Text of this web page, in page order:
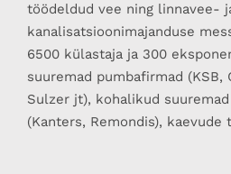
töödeldud vee ning linnavee-
kanalisatsioonimajanduse
6500 külastaja ja 300
suuremad pumbafirmad (KSB,
Sulzer jt), kohalikud
(Kanters, Remondis), kaevude